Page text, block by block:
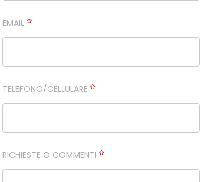
EMAIL
TELEFONO/CELLULARE
RICHIESTE O COMMENTI